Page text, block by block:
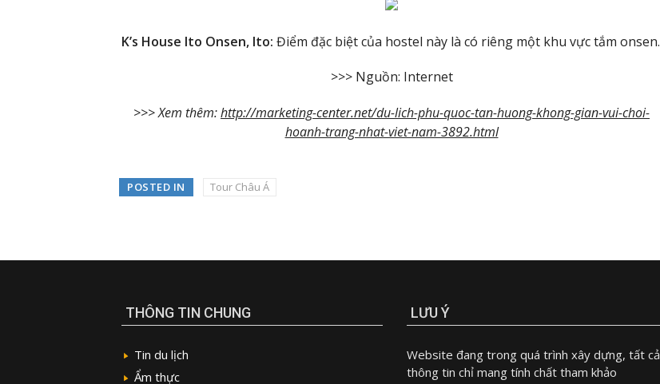
K’s House Ito Onsen, Ito: Điểm đặc biệt của hostel này là có riêng một khu vực tắm onsen.
>>> Nguồn: Internet
>>> Xem thêm:http://marketing-center.net/du-lich-phu-quoc-tan-huong-khong-gian-vui-choi-
hoanh-trang-nhat-viet-nam-3892.html
POSTED IN Tour Châu Á
THÔNG TIN CHUNG
Tin du lịch
Ẩm thực
LƯU Ý
Website đang trong quá trình xây dựng, tất cả
thông tin chỉ mang tính chất tham khảo